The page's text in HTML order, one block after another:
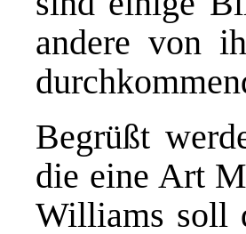
andere von
Begrüßt
die eine Art
Williams soll